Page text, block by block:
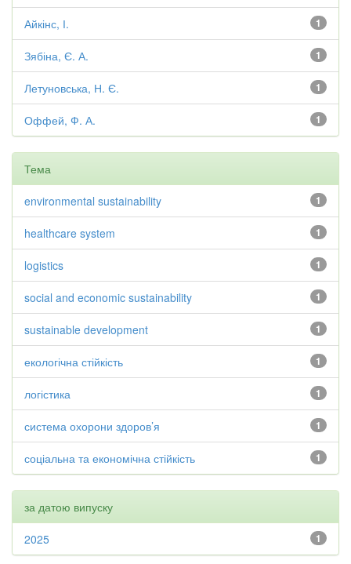
1
Айкінс, І.
1
Зябіна, Є. А.
1
Летуновська, Н. Є.
1
Оффей, Ф. А.
Тема
1
environmental sustainability
1
healthcare system
1
logistics
1
social and economic sustainability
1
sustainable development
1
екологічна стійкість
1
логістика
1
система охорони здоров’я
1
соціальна та економічна стійкість
за датою випуску
1
2025